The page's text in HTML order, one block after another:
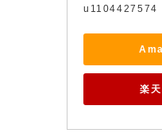
u1104427574
楽